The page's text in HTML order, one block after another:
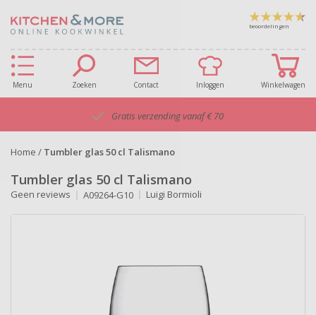
beoordelingen
Menu Zoeken Contact Inloggen Winkelwagen
Gratis verzending vanaf € 70
Home / Tumbler glas 50 cl Talismano
Tumbler glas 50 cl Talismano
Geen reviews A09264-G10 Luigi Bormioli